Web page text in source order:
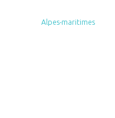
Alpes-maritimes